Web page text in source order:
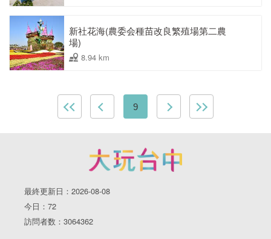
新社花海(農委会種苗改良繁殖場第二農
場)
8.94 km
9
最終更新日：2026-08-08
今日：72
訪問者数：3064362